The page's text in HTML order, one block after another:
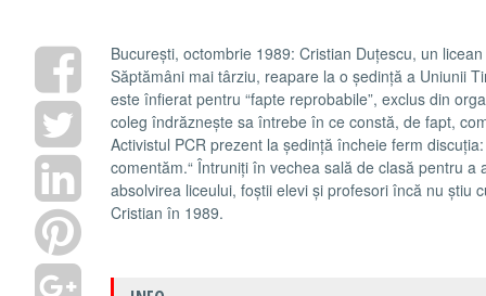
București, octombrie 1989: Cristian Duțescu, un
Săptămâni mai târziu, reapare la o ședință a Uniunii
este înfierat pentru “fapte reprobabile”, exclus din
coleg îndrăznește sa întrebe în ce constă, de fapt,
Activistul PCR prezent la ședință încheie ferm
comentăm.“ Întruniți în vechea sală de clasă pentru a
absolvirea liceului, foștii elevi și profesori încă nu știu
Cristian în 1989.